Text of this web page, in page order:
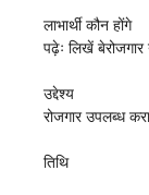
पढ़ेः लिखें बेरोजगार
रोजगार उपलब्ध